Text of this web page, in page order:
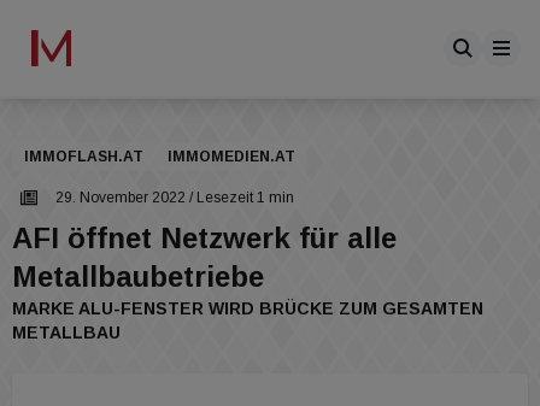
IMMOFLASH.AT IMMOMEDIEN.AT
29. November 2022 / Lesezeit 1 min
AFI öffnet Netzwerk für alle
Metallbaubetriebe
MARKE ALU-FENSTER WIRD BRÜCKE ZUM GESAMTEN
METALLBAU